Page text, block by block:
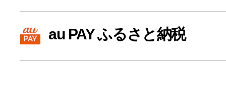
寄付上限額シミュレーション
au PAY ふるさと納税